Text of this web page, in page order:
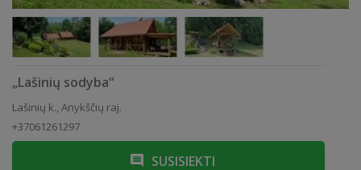
„Lašinių sodyba“
Lašinių k., Anykščių raj.
+37061261297
SUSISIEKTI